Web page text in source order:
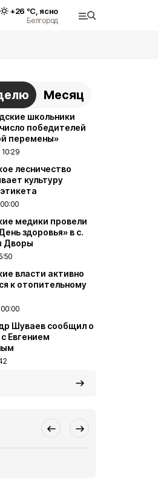
+26 °С, ясно
Белгород
Месяц
школьники
победителей
перемены»
10:29
лесничество
культуру
00:00
медики провели
здоровья» в с.
Дворы
власти активно
к отопительному
00:00
Шуваев сообщил о
Евгением